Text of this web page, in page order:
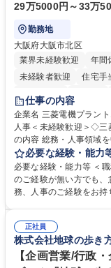
29万5000円～33万
勤務地
大阪府大阪市北区
業界未経験歓迎
年間
未経験者歓迎
住宅手
退職金あり
駅近5分以内
土日祝
仕事の内容
企業名 三菱電機プラントエンジニ
人事＜未経験歓迎＞◇三
の内容 総務・人事領域
します。 ＜具体的には＞ ・総務/人事労務（給与・社保・勤怠管理など
・採用・教育研修 ・福
採用や教育等の業務内
出張もございます。 ※担
必要な経験・能力
必要な経験・能力等 ＜
のご経験が無い方でも
務、人事のご経験をお持ちの方（業界
正社員
株式会社地球の歩き
【企画営業/行政